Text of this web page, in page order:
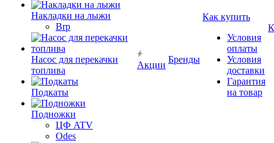
Накладки на лыжи
Brp
Насос для перекачки
топлива
Подкаты
Подножки
ЦФ ATV
Odes
Акции
Бренды
Как купить
Условия
оплаты
Условия
доставки
Гарантия
на товар